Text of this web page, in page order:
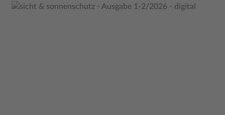
Bildergalerie überspringen